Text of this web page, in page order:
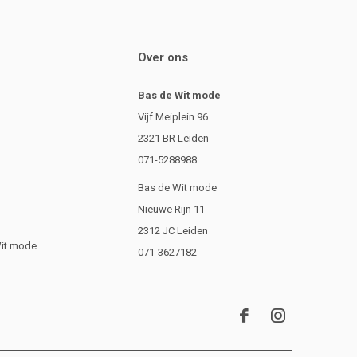
mode
Over ons
Bas de Wit mode
Vijf Meiplein 96
2321 BR Leiden
071-5288988
Bas de Wit mode
Nieuwe Rijn 11
2312 JC Leiden
071-3627182